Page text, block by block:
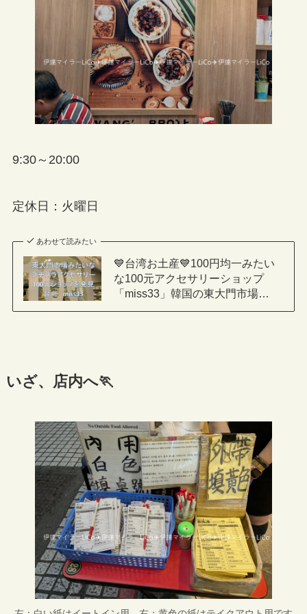
9:30～20:00
定休日：火曜日
あわせて読みたい
💙台湾お土産💙100円均一みたい
な100元アクセサリーショップ
「miss33」韓国の東大門市場…
いざ、店内へ🏃